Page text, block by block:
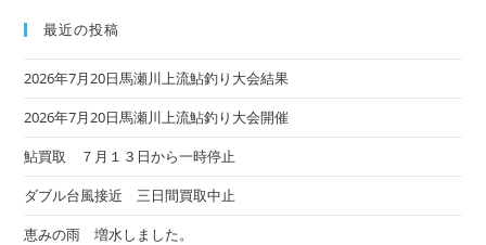
最近の投稿
2026年7月20日馬瀬川上流鮎釣り大会結果
2026年7月20日馬瀬川上流鮎釣り大会開催
鮎買取 ７月１３日から一時停止
ダブル台風接近 三日間買取中止
恵みの雨 増水しました。